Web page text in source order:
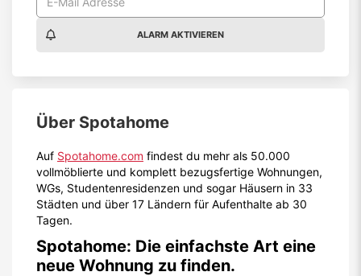
ALARM AKTIVIEREN
Über Spotahome
Auf Spotahome.com findest du mehr als 50.000
vollmöblierte und komplett bezugsfertige Wohnungen,
WGs, Studentenresidenzen und sogar Häusern in 33
Städten und über 17 Ländern für Aufenthalte ab 30
Tagen.
Spotahome: Die einfachste Art eine
neue Wohnung zu finden.